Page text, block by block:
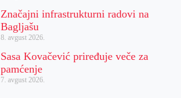
Značajni infrastrukturni radovi na
Bagljašu
8. avgust 2026.
Sasa Kovačević priređuje veče za
pamćenje
7. avgust 2026.